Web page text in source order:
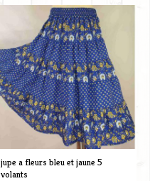
jupe a fleurs bleu et jaune 5
volants